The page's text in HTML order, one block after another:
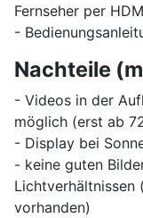
Fernseher per
-
Nachteile
- Videos in der
möglich (erst ab
- Display bei
- keine guten
vorhanden)